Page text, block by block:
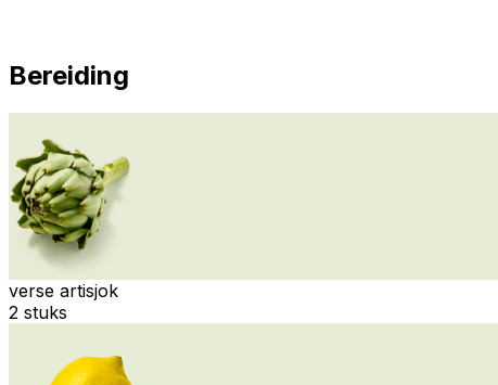
Bereiding
verse artisjok
2 stuks